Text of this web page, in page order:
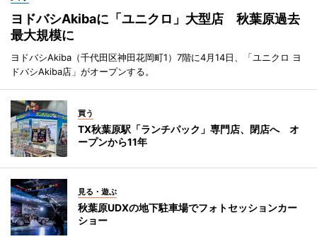
ヨドバシAkibaに「ユニクロ」大型店 秋葉原過去
最大規模に
ヨドバシAkiba（千代田区神田花岡町1）7階に4月14日、「ユニクロ ヨ
ドバシAkiba店」がオープンする。
買う
TX秋葉原駅「ランチパック」専門店、閉店へ オ
ープンから11年
見る・遊ぶ
秋葉原UDXの地下駐車場でフォトセッションカー
ショー